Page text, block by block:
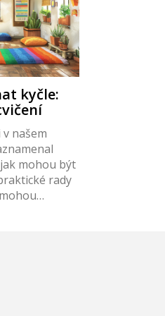
kyčle:
našem
mohou být
rady
jak se s nimi